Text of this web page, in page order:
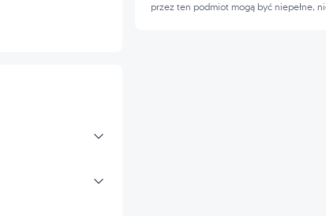
przez ten podmiot mogą być niepełne,